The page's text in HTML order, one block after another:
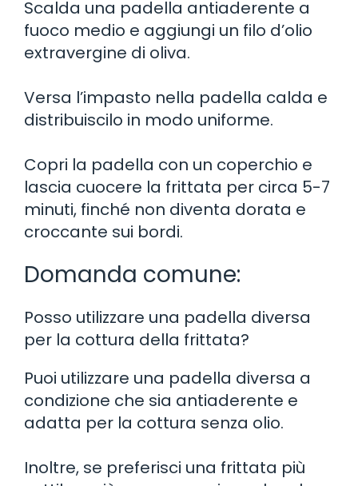
Scalda una padella antiaderente a
fuoco medio e aggiungi un filo d’olio
extravergine di oliva.
Versa l’impasto nella padella calda e
distribuiscilo in modo uniforme.
Copri la padella con un coperchio e
lascia cuocere la frittata per circa 5-7
minuti, finché non diventa dorata e
croccante sui bordi.
Domanda comune:
Posso utilizzare una padella diversa
per la cottura della frittata?
Puoi utilizzare una padella diversa a
condizione che sia antiaderente e
adatta per la cottura senza olio.
Inoltre, se preferisci una frittata più